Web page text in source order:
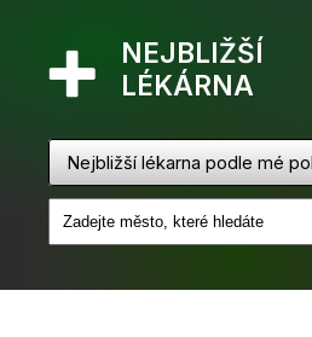
NEJBLIŽŠÍ
LÉKÁRNA
Nejbližší lékarna podle mé